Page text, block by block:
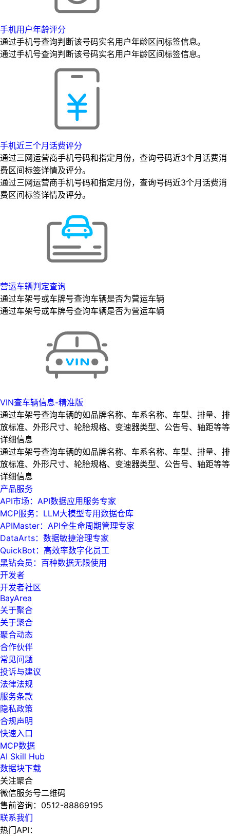
手机用户年龄评分
通过手机号查询判断该号码实名用户年龄区间标签信息。
通过手机号查询判断该号码实名用户年龄区间标签信息。
手机近三个月话费评分
通过三网运营商手机号码和指定月份，查询号码近3个月话费消
费区间标签详情及评分。
通过三网运营商手机号码和指定月份，查询号码近3个月话费消
费区间标签详情及评分。
营运车辆判定查询
通过车架号或车牌号查询车辆是否为营运车辆
通过车架号或车牌号查询车辆是否为营运车辆
VIN查车辆信息-精准版
通过车架号查询车辆的如品牌名称、车系名称、车型、排量、排
放标准、外形尺寸、轮胎规格、变速器类型、公告号、轴距等等
详细信息
通过车架号查询车辆的如品牌名称、车系名称、车型、排量、排
放标准、外形尺寸、轮胎规格、变速器类型、公告号、轴距等等
详细信息
产品服务
API市场：API数据应用服务专家
MCP服务：LLM大模型专用数据仓库
APIMaster：API全生命周期管理专家
DataArts：数据敏捷治理专家
QuickBot：高效率数字化员工
黑钻会员：百种数据无限使用
开发者
开发者社区
BayArea
关于聚合
关于聚合
聚合动态
合作伙伴
常见问题
投诉与建议
法律法规
服务条款
隐私政策
合规声明
快速入口
MCP数据
AI Skill Hub
数据块下载
关注聚合
微信服务号二维码
售前咨询： 0512-88869195
联系我们
热门API：